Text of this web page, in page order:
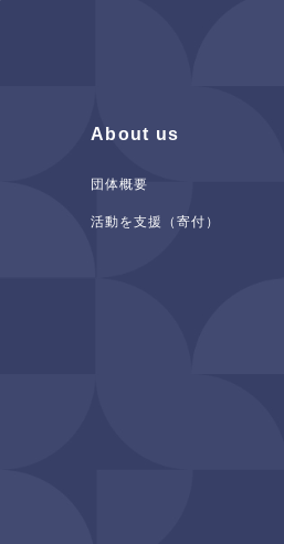
About us
団体概要
活動を支援（寄付）